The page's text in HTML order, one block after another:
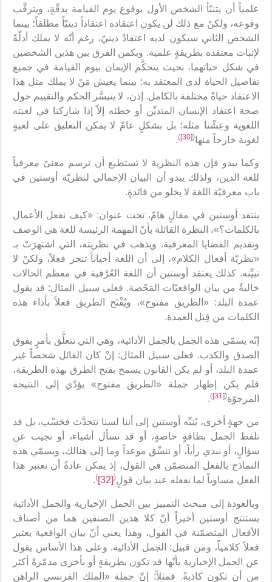
علمياً أن يتنبّأ الشخص الأول بوقوع يوم القيامة بدقّةٍ، ويترقَّب
وقوعه، ولكنْ مع ذلك لن يكون اعتقاده اعتقاداً دينيّاً مطلقاً؛ بينما
الشخص الثاني سيكون لديه اعتقادٌ دينيّ، رغم أنّه لا يملك أدلّةً
لإثبات معتقده بطريقةٍ علمية. ويكمن الفرق بين هذين الشخصين
في شكل حياتهما، بحيث يتحكَّم الإيمان بيوم القيامة في جميع
تفاصيل الحياة لدى المعتقد به؛ بينما يعيش مَنْ لا يملك مثل هذا
الاعتقاد حياةً مختلفة بالكامل. إذن، لا يتيسَّر الحكم والتقييم حول
صحة اعتقاد الإنسان المتديِّن أو خطئه إلاّ إذا شاركنا في لعبته
اللغوية وعِشْنا مثله؛ بل بشكلٍ عامّ لا يمكن التعليق على لعبةٍ
لغوية خارجاً منها(
[30]
)
.
وكما يبدو فإن هذه النظرية لا تستطيع أن ترسم معنىً معرفياً
للغة الدين، ولذلك يبدو أن البيان الإجمالي لنظريّة أوستين في
باب معرفيّة اللغة لا يخلو من فائدةٍ.
ينتقد أوستين في مقالٍ هامّ، تحت عنوان: «كيف نفعل الأعمال
بالكلمات؟»، النظرة القائلة بأنّ المهمة الرئيسة للغة هي الوصف
وتقديم القضايا المعرفية. ويذهب في نظريته، التي اشتهرَتْ بـ
«نظريّة أفعال الكلام»، إلى أن اللغة أحياناً تنجز فعلاً، ولكنْ لا
تبيِّنه. كذلك يعتقد أوستين أن اللغة العُرْفية في معظم الحالات
خاليةٌ من بيان الواقعيّات المَحْضة. فعلى سبيل المثال: قد يقول
عمدة البلد: «الطريق مفتوح»، ويُفْتَح الطريق فعلاً بأداء هذه
الكلمات من قِبَل العمدة.
إنّه يسمّي هذه الجمل بالجمل الأدائية، وهي التي تتعلَّق بأمرٍ يفوق
الصدق والكذب. فعلى سبيل المثال: إنْ كان القائل شخصاً غير
عمدة البلد، أو لم يكن القانون يسمح بفتح الطرق بهذه الطريقة،
فلم يكن إظهار جملة «الطريق مفتوح» يؤدّي إلى النتيجة
المرجوّة(
[31]
)
.
من جهةٍ أخرى، يُنبِّه أوستين إلى أننا لسنا نتحدَّث فحَسْب، بل قد
نلفظ الجمل بطاقةٍ خاصةٍ، أو قد نسأل أشياء، أو نجيب عن
سؤالٍ، أو نبدي رأياً، أو ننسِّق موعداً وما إلى هنالك، ويسمّي هذه
النماذج بالفعل المتضمّن في القول، إذ يمكن عادةً أن نعتبر هذا
الفعل مساوياً لما نفعله عند بيان قولٍ(
[32]
)
.
وبالعودة إلى مبحث التمييز بين الجمل الإخبارية والجمل الأدائية
يستنتج أوستين أخيراً أنّ كلا هذين الصنفين هما من أصناف
الأفعال المتضمّنة في القول، وهذا يعني أنّ بيان الواقعية يعتبر
فعلاً كلامياً، ومن قبيل: الجمل الأدائية. وعلى هذا الأساس يقول
عن الجمل الإخبارية بأنّها قد تكون بطريقةٍ أو بأخرى مدمّرةً أكثر
من أن تكون كاذبةً. فمثلاً: إنّ جملة «الملك الفرنسي الراهن